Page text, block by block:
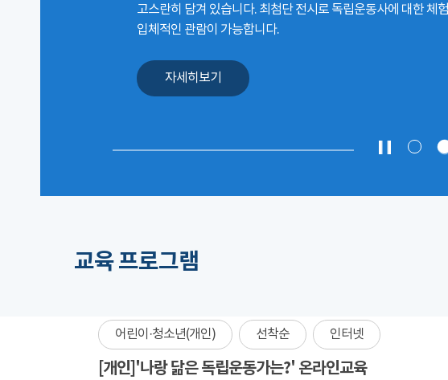
고스란히 담겨 있습니다. 최첨단 전시로 독립운동사에 대한 체
입체적인 관람이 가능합니다.
자세히보기
교육 프로그램
어린이·청소년(개인) 선착순 인터넷
[개인]'나랑 닮은 독립운동가는?' 온라인교육